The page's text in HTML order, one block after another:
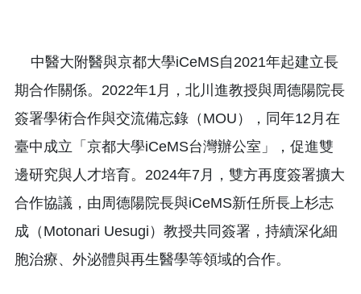
中醫大附醫與京都大學iCeMS自2021年起建立長
期合作關係。2022年1月，北川進教授與周德陽院長
簽署學術合作與交流備忘錄（MOU），同年12月在
臺中成立「京都大學iCeMS台灣辦公室」，促進雙
邊研究與人才培育。2024年7月，雙方再度簽署擴大
合作協議，由周德陽院長與iCeMS新任所長上杉志
成（Motonari Uesugi）教授共同簽署，持續深化細
胞治療、外泌體與再生醫學等領域的合作。